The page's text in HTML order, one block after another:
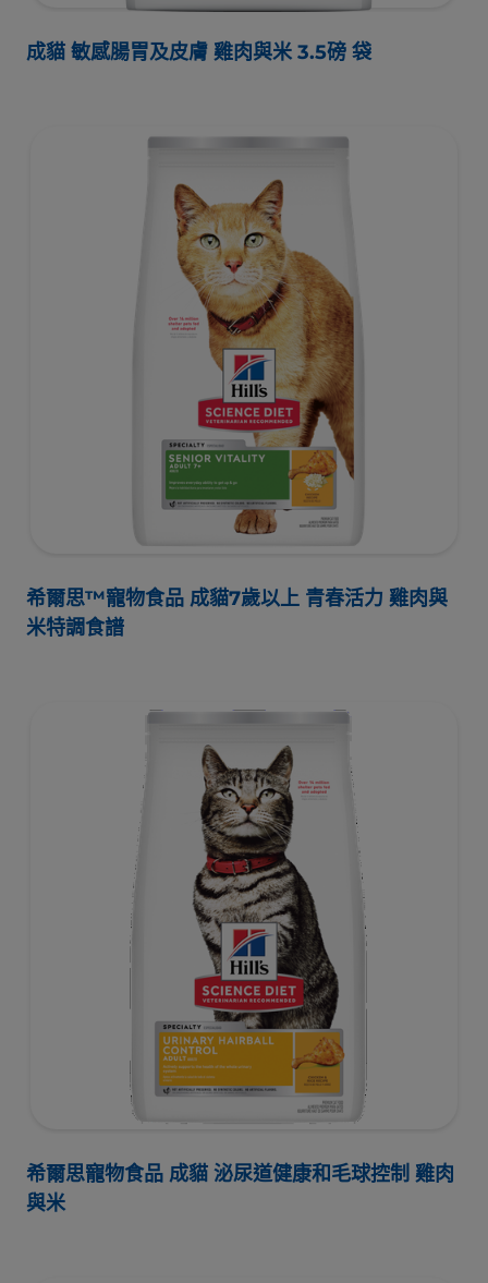
成貓 敏感腸胃及皮膚 雞肉與米 3.5磅 袋
希爾思™寵物食品 成貓7歲以上 青春活力 雞肉與
米特調食譜
希爾思寵物食品 成貓 泌尿道健康和毛球控制 雞肉
與米